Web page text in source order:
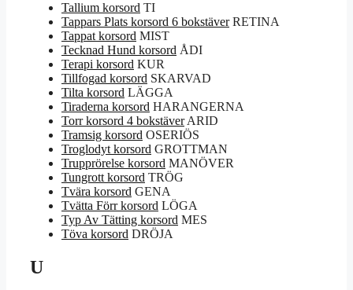
Tallium korsord TI
Tappars Plats korsord 6 bokstäver RETINA
Tappat korsord MIST
Tecknad Hund korsord ÅDI
Terapi korsord KUR
Tillfogad korsord SKARVAD
Tilta korsord LÄGGA
Tiraderna korsord HARANGERNA
Torr korsord 4 bokstäver ARID
Tramsig korsord OSERIÖS
Troglodyt korsord GROTTMAN
Trupprörelse korsord MANÖVER
Tungrott korsord TRÖG
Tvära korsord GENA
Tvätta Förr korsord LÖGA
Typ Av Tätting korsord MES
Töva korsord DRÖJA
U